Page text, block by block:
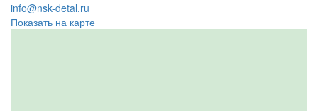
info@nsk-detal.ru
Показать на карте